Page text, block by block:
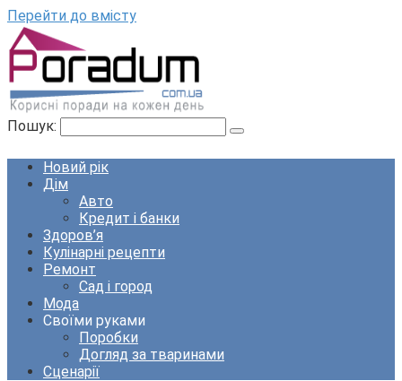
Перейти до вмісту
Пошук:
Новий рік
Дім
Авто
Кредит і банки
Здоров’я
Кулінарні рецепти
Ремонт
Сад і город
Мода
Своїми руками
Поробки
Догляд за тваринами
Сценарії